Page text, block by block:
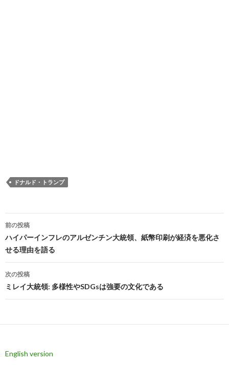
ドナルド・トランプ
投
稿
ナ
ビ
ゲ
シ
前の投稿
ハイパーインフレのアルゼンチン大統領、紙幣印刷が経済を悪化さ
せる理由を語る
次の投稿
ミレイ大統領: 多様性やSDGsは強要の文化である
English version